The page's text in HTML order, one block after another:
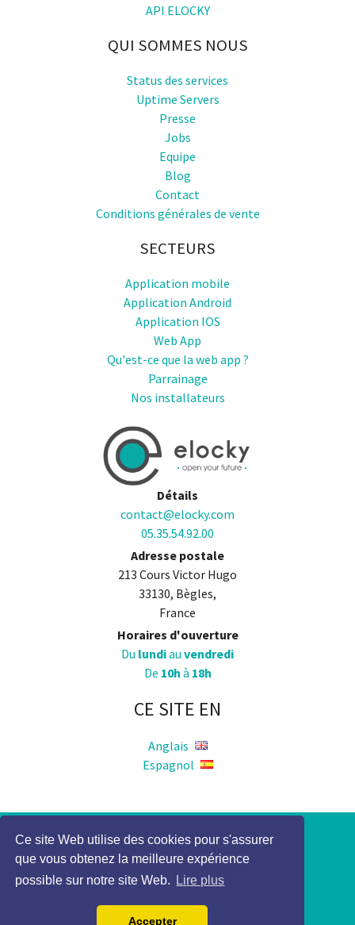
Ce site Web utilise des cookies pour s'assurer
que vous obtenez la meilleure expérience
possible sur notre site Web.
Lire plus
Accepter
API ELOCKY
QUI SOMMES NOUS
Status des services
Uptime Servers
Presse
Jobs
Equipe
Blog
Contact
Conditions générales de vente
SECTEURS
Application mobile
Application Android
Application IOS
Web App
Qu'est-ce que la web app ?
Parrainage
Nos installateurs
Détails
contact@elocky.com
05.35.54.92.00
Adresse postale
213 Cours Victor Hugo
33130, Bègles,
France
Horaires d'ouverture
Du lundiau vendredi
De 10h à 18h
CE SITE EN
Anglais
Espagnol
Politique de Confidentialité
Mention légale
2017 Elocky Tous droits réservés